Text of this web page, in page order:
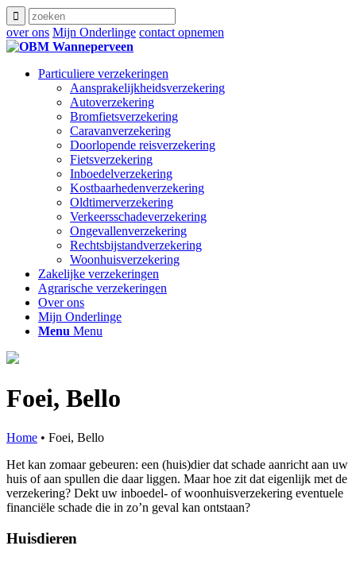
over ons Mijn Onderlinge contact opnemen
Particuliere verzekeringen
Aansprakelijkheidsverzekering
Autoverzekering
Bromfietsverzekering
Caravanverzekering
Doorlopende reisverzekering
Fietsverzekering
Inboedelverzekering
Kostbaarhedenverzekering
Oldtimerverzekering
Verkeersschadeverzekering
Ongevallenverzekering
Rechtsbijstandverzekering
Woonhuisverzekering
Zakelijke verzekeringen
Agrarische verzekeringen
Over ons
Mijn Onderlinge
Menu Menu
Foei, Bello
Home • Foei, Bello
Het kan zomaar gebeuren: een (huis)dier dat schade aanricht aan uw
huis of aan spullen die daar liggen. Maar hoe zit dat eigenlijk met de
verzekering? Dekt uw inboedel- of woonhuisverzekering eventuele
financiële schade die in zo’n geval kan ontstaan?
Huisdieren